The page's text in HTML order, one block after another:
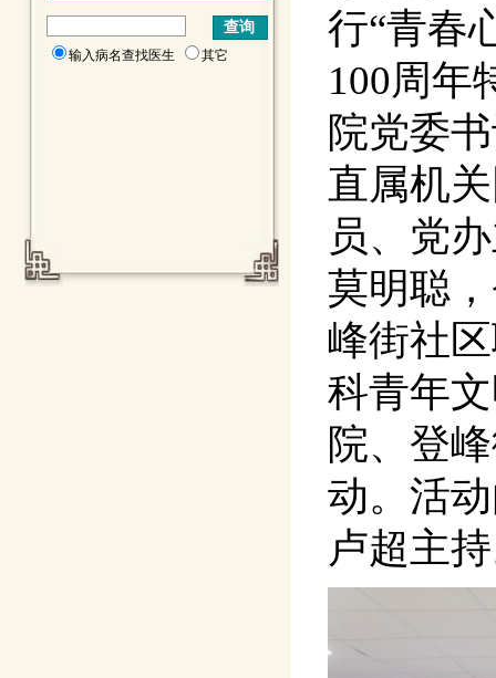
输入病名查找医生 其它
行“青春
100周年
院党委
直属机
员、党
莫明聪
峰街社
科青年
院、登
动。活
卢超主